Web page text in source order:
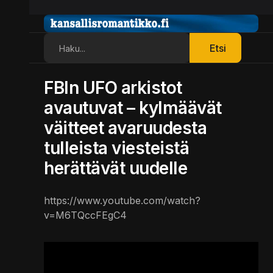
Etsi
FBIn UFO arkistot
avautuvat – kylmäävät
väitteet avaruudesta
tulleista viesteistä
herättävät uudelle
https://www.youtube.com/watch?
v=M6TQccFEgC4